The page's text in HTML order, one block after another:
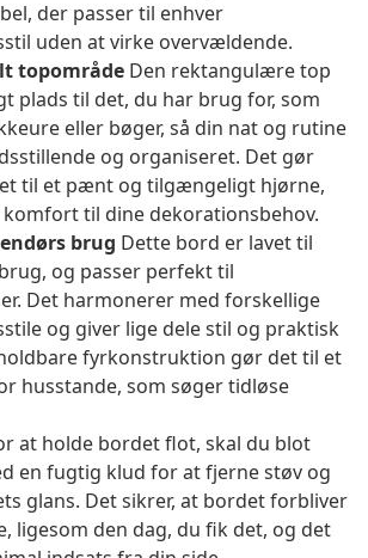
der passer til enhver
uden at virke overvældende.
topområde Den rektangulære top
plads til det, du har brug for, som
eller bøger, så din nat og rutine
og organiseret. Det gør
til et pænt og tilgængeligt hjørne,
til dine dekorationsbehov.
brug Dette bord er lavet til
og passer perfekt til
Det harmonerer med forskellige
og giver lige dele stil og praktisk
fyrkonstruktion gør det til et
husstande, som søger tidløse
at holde bordet flot, skal du blot
en fugtig klud for at fjerne støv og
glans. Det sikrer, at bordet forbliver
ligesom den dag, du fik det, og det